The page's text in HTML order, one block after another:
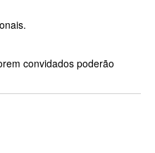
convidados poderão